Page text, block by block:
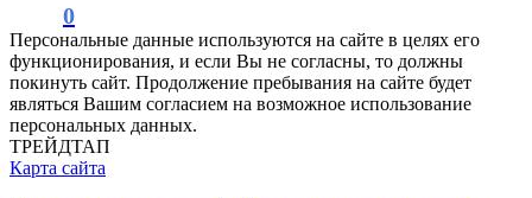
0
Персональные данные используются на сайте в целях его
функционирования, и если Вы не согласны, то должны
покинуть сайт. Продолжение пребывания на сайте будет
являться Вашим согласием на возможное использование
персональных данных.
ТРЕЙДТАП
Карта сайта